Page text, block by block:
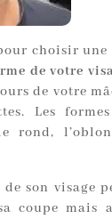
choisir une
de votre
de votre
Les
rond,
son visage
coupe mais